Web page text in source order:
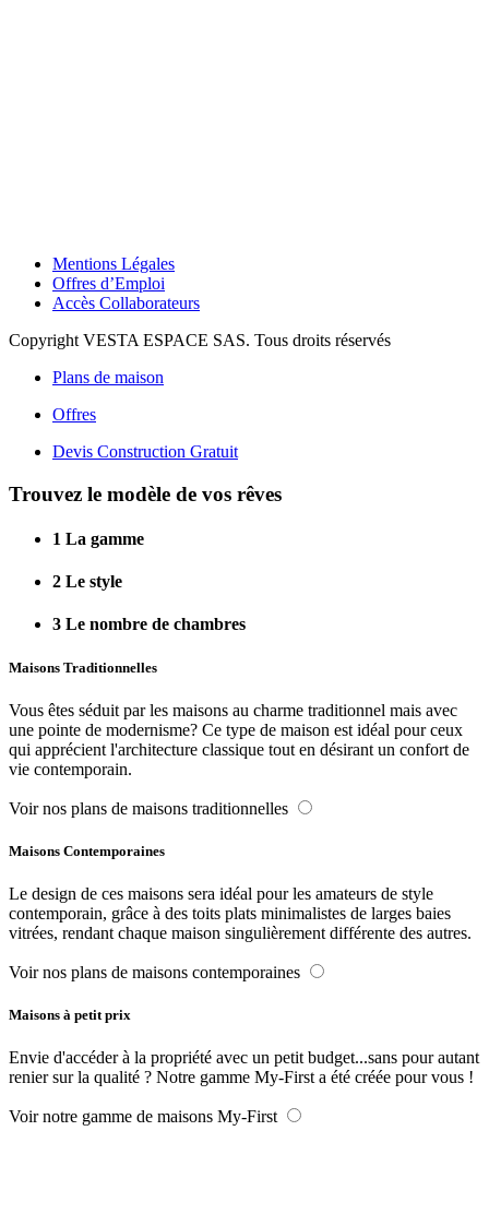
Mentions Légales
Offres d’Emploi
Accès Collaborateurs
Copyright VESTA ESPACE SAS. Tous droits réservés
Plans de maison
Offres
Devis Construction Gratuit
Trouvez le modèle de vos rêves
1 La gamme
2 Le style
3 Le nombre de chambres
Maisons Traditionnelles
Vous êtes séduit par les maisons au charme traditionnel mais avec
une pointe de modernisme? Ce type de maison est idéal pour ceux
qui apprécient l'architecture classique tout en désirant un confort de
vie contemporain.
Voir nos plans de maisons traditionnelles
Maisons Contemporaines
Le design de ces maisons sera idéal pour les amateurs de style
contemporain, grâce à des toits plats minimalistes de larges baies
vitrées, rendant chaque maison singulièrement différente des autres.
Voir nos plans de maisons contemporaines
Maisons à petit prix
Envie d'accéder à la propriété avec un petit budget...sans pour autant
renier sur la qualité ? Notre gamme My-First a été créée pour vous !
Voir notre gamme de maisons My-First